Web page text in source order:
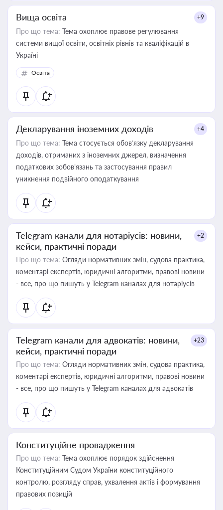
Вища освіта +9
Про що тема: Тема охоплює правове регулювання
системи вищої освіти, освітніх рівнів та кваліфікацій в
Україні
Освіта
Декларування іноземних доходів +4
Про що тема: Тема стосується обов’язку декларування
доходів, отриманих з іноземних джерел, визначення
податкових зобов’язань та застосування правил
уникнення подвійного оподаткування
Telegram канали для нотаріусів: новини,
кейси, практичні поради
+2
Про що тема: Огляди нормативних змін, судова практика,
коментарі експертів, юридичні алгоритми, правові новини
- все, про що пишуть у Telegram каналах для нотаріусів
Telegram канали для адвокатів: новини,
кейси, практичні поради
+23
Про що тема: Огляди нормативних змін, судова практика,
коментарі експертів, юридичні алгоритми, правові новини
- все, про що пишуть у Telegram каналах для адвокатів
Конституційне провадження
Про що тема: Тема охоплює порядок здійснення
Конституційним Судом України конституційного
контролю, розгляду справ, ухвалення актів і формування
правових позицій